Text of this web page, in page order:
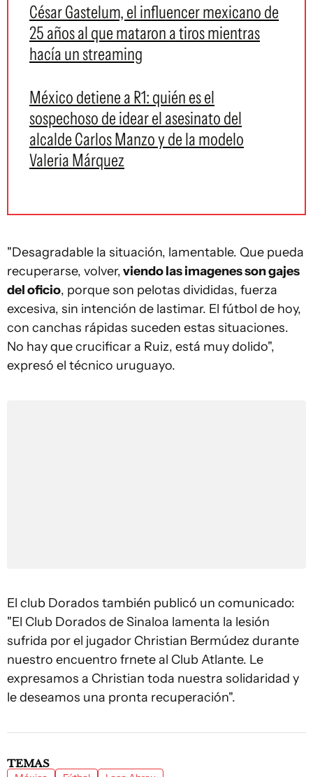
César Gastelum, el influencer mexicano de
25 años al que mataron a tiros mientras
hacía un streaming
México detiene a R1: quién es el
sospechoso de idear el asesinato del
alcalde Carlos Manzo y de la modelo
Valeria Márquez
"Desagradable la situación, lamentable. Que pueda
recuperarse, volver,viendo las imagenes son gajes
del oficio, porque son pelotas divididas, fuerza
excesiva, sin intención de lastimar. El fútbol de hoy,
con canchas rápidas suceden estas situaciones.
No hay que crucificar a Ruiz, está muy dolido",
expresó el técnico uruguayo.
El club Dorados también publicó un comunicado:
"El Club Dorados de Sinaloa lamenta la lesión
sufrida por el jugador Christian Bermúdez durante
nuestro encuentro frnete al Club Atlante. Le
expresamos a Christian toda nuestra solidaridad y
le deseamos una pronta recuperación".
TEMAS